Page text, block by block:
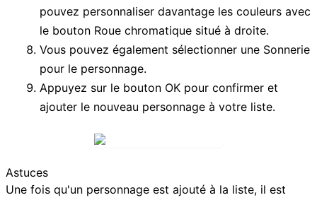
pouvez personnaliser davantage les couleurs avec
le bouton Roue chromatique situé à droite.
Vous pouvez également sélectionner une Sonnerie
pour le personnage.
Appuyez sur le bouton OK pour confirmer et
ajouter le nouveau personnage à votre liste.
Astuces
Une fois qu'un personnage est ajouté à la liste, il est